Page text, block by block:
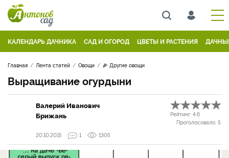
КАЛЕНДАРЬ ДАЧНИКА САД И ОГОРОД ЦВЕТЫ И РАСТЕНИЯ
Главная Лента статей Овощи 🌽 Другие овощи
Выращивание огурдыни
Валерий Иванович
Брижань
Рейтинг: 4.6
Проголосовало: 5
20.10.2015
1 1305